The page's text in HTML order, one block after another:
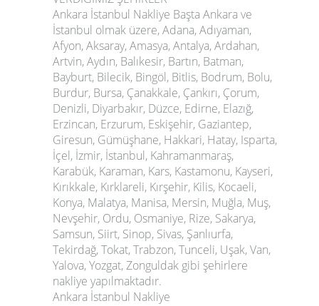
Ankara İstanbul Nakliye Başta Ankara ve
İstanbul olmak üzere, Adana, Adıyaman,
Afyon, Aksaray, Amasya, Antalya, Ardahan,
Artvin, Aydın, Balıkesir, Bartın, Batman,
Bayburt, Bilecik, Bingöl, Bitlis, Bodrum, Bolu,
Burdur, Bursa, Çanakkale, Çankırı, Çorum,
Denizli, Diyarbakır, Düzce, Edirne, Elazığ,
Erzincan, Erzurum, Eskişehir, Gaziantep,
Giresun, Gümüşhane, Hakkari, Hatay, Isparta,
İçel, İzmir, İstanbul, Kahramanmaraş,
Karabük, Karaman, Kars, Kastamonu, Kayseri,
Kırıkkale, Kırklareli, Kırşehir, Kilis, Kocaeli,
Konya, Malatya, Manisa, Mersin, Muğla, Muş,
Nevşehir, Ordu, Osmaniye, Rize, Sakarya,
Samsun, Siirt, Sinop, Sivas, Şanlıurfa,
Tekirdağ, Tokat, Trabzon, Tunceli, Uşak, Van,
Yalova, Yozgat, Zonguldak gibi şehirlere
nakliye yapılmaktadır.
Ankara İstanbul Nakliye